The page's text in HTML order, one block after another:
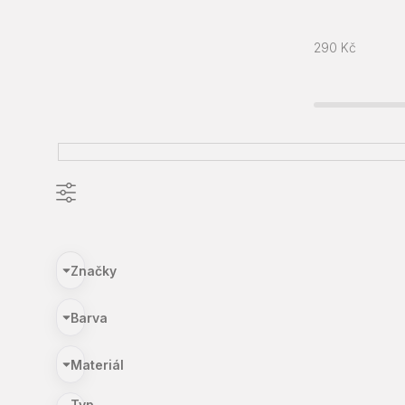
290 Kč
Značky
Barva
Materiál